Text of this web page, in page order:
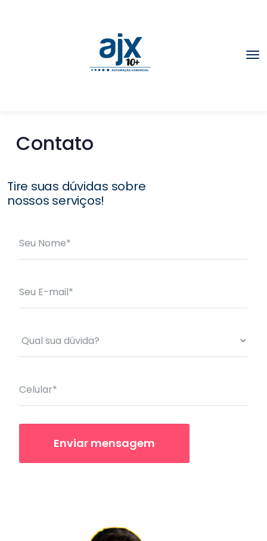
Contato
Tire suas dúvidas sobre
nossos serviços!